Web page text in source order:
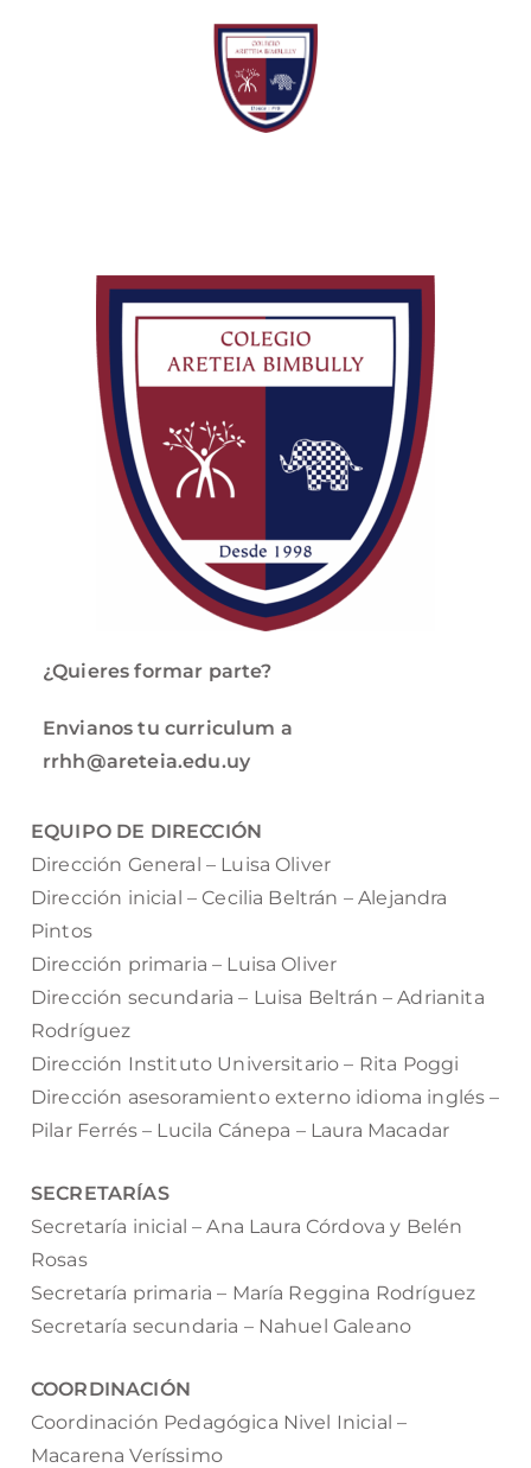
BIMBULLY
¿Quieres formar parte?
Envianos tu curriculum a
rrhh@areteia.edu.uy
EQUIPO DE DIRECCIÓN
Dirección General – Luisa Oliver
Dirección inicial – Cecilia Beltrán – Alejandra
Pintos
Dirección primaria – Luisa Oliver
Dirección secundaria – Luisa Beltrán – Adrianita
Rodríguez
Dirección Instituto Universitario – Rita Poggi
Dirección asesoramiento externo idioma inglés –
Pilar Ferrés – Lucila Cánepa – Laura Macadar
SECRETARÍAS
Secretaría inicial – Ana Laura Córdova y Belén
Rosas
Secretaría primaria – María Reggina Rodríguez
Secretaría secundaria – Nahuel Galeano
COORDINACIÓN
Coordinación Pedagógica Nivel Inicial –
Macarena Veríssimo